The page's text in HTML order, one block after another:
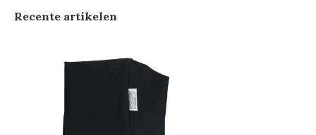
Recente artikelen